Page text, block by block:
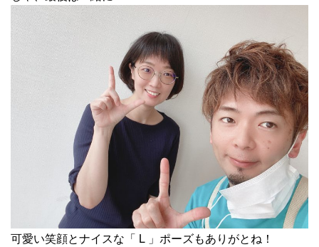
可愛い笑顔とナイスな「 L 」ポーズもありがとね！